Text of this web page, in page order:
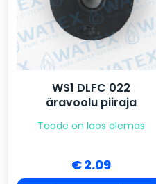
WS1 DLFC 022
äravoolu piiraja
Toode on laos olemas
€ 2.09